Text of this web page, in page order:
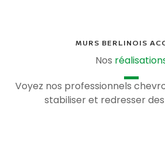
MURS BERLINOIS
Nos
Voyez nos professionnels
stabiliser et redresser